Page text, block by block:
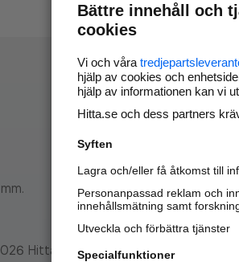
Hitta.se
Bättre innehåll och
cookies
Vi och våra
hjälp av cookies och
hjälp av informationen kan vi
Hitta.se och dess partners
Syften
Lagra och/eller få åtkomst till
Personanpassad reklam och
innehållsmätning samt
Utveckla och förbättra tjänster
Specialfunktioner